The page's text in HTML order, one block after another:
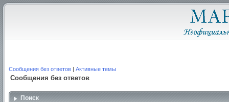
Сообщения без ответов | Активные темы
Сообщения без ответов
Поиск